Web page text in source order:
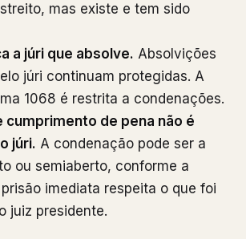
mas existe e tem sido
a júri que absolve. Absolvições
júri continuam protegidas. A
1068 é restrita a condenações.
cumprimento de pena não é
júri. A condenação pode ser a
ou semiaberto, conforme a
imediata respeita o que foi
juiz presidente.